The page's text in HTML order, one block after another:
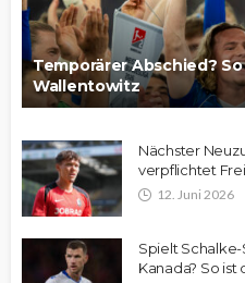
Temporärer Abschied?
Wallentowitz
Nächster
verpflichtet
12. Juni 2026
Spielt
Kanada? So ist